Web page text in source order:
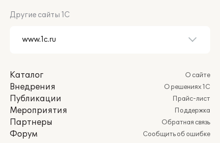
Другие сайты 1С
Каталог
Внедрения
Публикации
Мероприятия
Партнеры
Форум
О сайте
О решениях 1С
Прайс-лист
Поддержка
Обратная связь
Сообщить об ошибке